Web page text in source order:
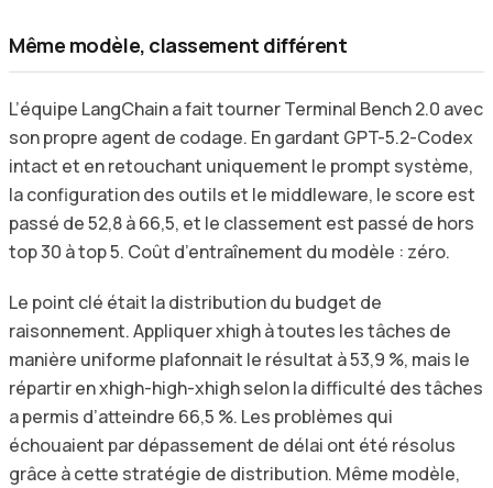
Même modèle, classement différent
L’équipe LangChain a fait tourner Terminal Bench 2.0 avec
son propre agent de codage. En gardant GPT-5.2-Codex
intact et en retouchant uniquement le prompt système,
la configuration des outils et le middleware, le score est
passé de 52,8 à 66,5, et le classement est passé de hors
top 30 à top 5. Coût d’entraînement du modèle : zéro.
Le point clé était la distribution du budget de
raisonnement. Appliquer xhigh à toutes les tâches de
manière uniforme plafonnait le résultat à 53,9 %, mais le
répartir en xhigh-high-xhigh selon la difficulté des tâches
a permis d’atteindre 66,5 %. Les problèmes qui
échouaient par dépassement de délai ont été résolus
grâce à cette stratégie de distribution. Même modèle,